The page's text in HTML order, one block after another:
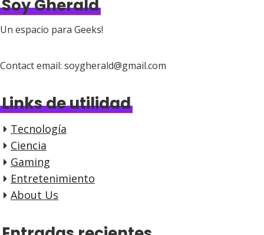
Soy Gherald
Un espacio para Geeks!
Contact email: soygherald@gmail.com
Links de utilidad
Tecnología
Ciencia
Gaming
Entretenimiento
About Us